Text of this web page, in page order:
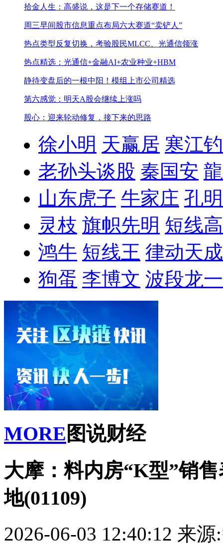
拾金人生：高盛说，这是下一个存储赛道！
周三早间股市信息重点布局六大赛道“卖铲人”
热点类型反复切换，考验股民MLCC、光通信领涨
热点精选：光通信+金融AI+农业种业+HBM
静待变盘后的一根中阳！ 模组上市公司精选
第六感觉：明天A股会继续上涨吗
股心：迎来轮动修复，接下来的思路
徐小明 天赢居 寒江
老孙头谈股 秦国安
山东虎子 牛家庄 孔
灵枝 旗帜先明 短线
鸿牛 短线王 律动天成
狗蛋 李博文 波段龙一
MORE 图说财经
大摩：料内房“K型”销
地(01109)
2026-06-03 12:40:12 来源